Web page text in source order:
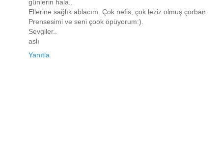
günlerin hala..
Ellerine sağlık ablacım. Çok nefis, çok leziz olmuş çorban.
Prensesimi ve seni çook öpüyorum:).
Sevgiler..
aslı
Yanıtla